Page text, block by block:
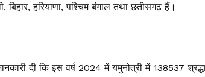
बिहार, हरियाणा, पश्चिम बंगाल तथा छतीसगढ़ हैं।
दी कि इस वर्ष 2024 में यमुनोत्री में 138537